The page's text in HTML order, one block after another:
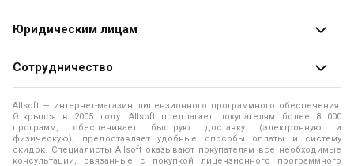
Доставка заказа
Помощь
Правила продажи
Политика использования файлов Cookie
Специальные
Юридическим лицам
Продажа программ юридическим лицам
О лицензировании программного обеспечения
Программы для компьютера
Контакты
Сотрудничество
О магазине
Адреса и телефоны
Новости
Allsoft — интернет-магазин лицензионного программного обеспечения.
Открылся в 2005 году. Allsoft предлагает покупателям более 8 000
программ, обеспечивает быструю доставку (электронную и
физическую), предоставляет удобные способы оплаты и систему
скидок. Специалисты Allsoft оказывают покупателям все необходимые
консультации, связанные с покупкой лицензионного программного